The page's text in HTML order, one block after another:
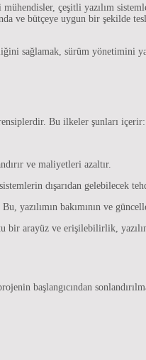
çeşitli yazılım
ve bütçeye uygun bir şekilde
sağlamak, sürüm yönetimini
Bu ilkeler şunları içerir:
ve maliyetleri azaltır.
dışarıdan gelebilecek
yazılımın bakımının ve
bir arayüz ve erişilebilirlik,
başlangıcından